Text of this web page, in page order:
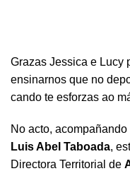
Grazas Jessica e Lucy
ensinarnos que no
cando te esforzas ao
No acto,
Luis Abel Taboada,
Directora Territorial de